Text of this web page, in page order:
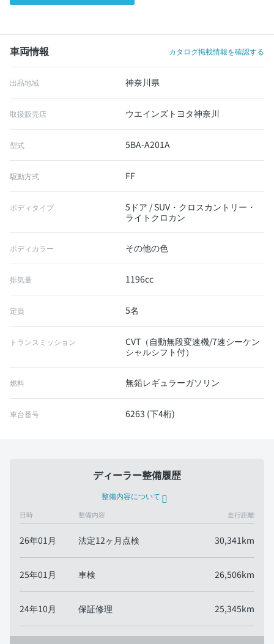
車両情報 カタログ掲載情報を確認する
出品地域 神奈川県
取扱販売店 ウエインズトヨタ神奈川
型式 5BA-A201A
駆動方式 FF
ボディタイプ
5ドア / SUV・クロスカントリー・
ライトクロカン
ボディカラー その他の色
排気量 1196cc
定員 5名
トランスミッション
CVT（自動無段変速機/7速シーケン
シャルシフト付）
燃料 無鉛レギュラーガソリン
車台番号 6263 (下4桁)
ディーラー整備履歴
整備内容について
日時 整備内容 走行距離
26年01月 法定12ヶ月点検 30,341km
25年01月 車検 26,506km
24年10月 保証修理 25,345km